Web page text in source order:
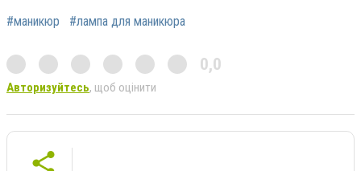
#маникюр #лампа для маникюра
0,0
Авторизуйтесь, щоб оцінити